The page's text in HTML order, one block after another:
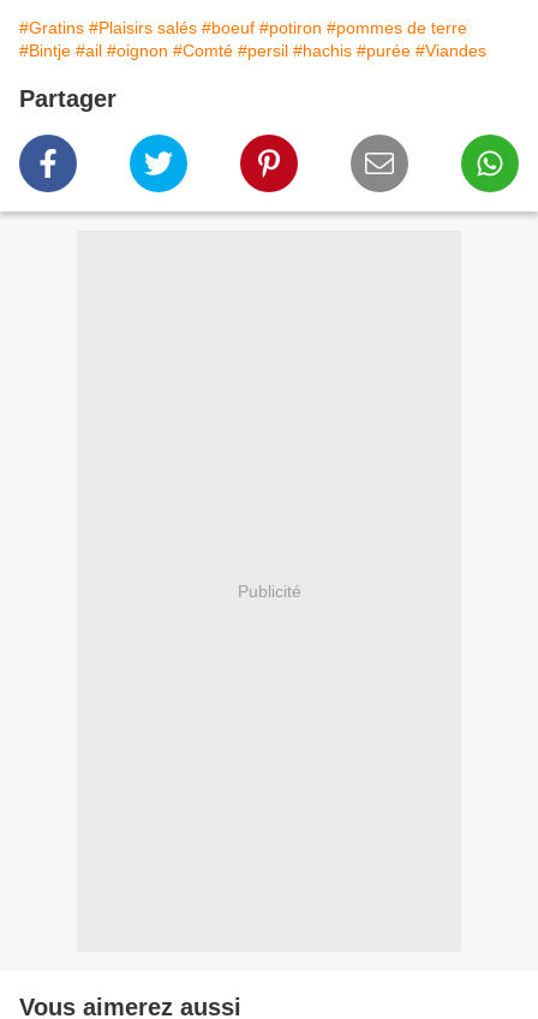
#Gratins #Plaisirs salés #boeuf #potiron #pommes de terre
#Bintje #ail #oignon #Comté #persil #hachis #purée #Viandes
Partager
Publicité
Vous aimerez aussi